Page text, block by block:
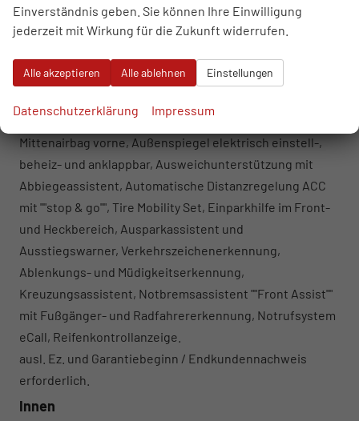
Sprachsteuerung,
Fahrwerk: 17 Zoll Fahrwerk,
Sicherheit und Fahrerassistenz: ABS, ESP, Airbag für
Fahrer und Beifahrer mit Beifahrer-Airbag-
Kopfairbags für die äußeren Sitzplätze hinten und
Mittenairbag vorne, Außenspiegel elektrisch einstell-,
beheiz- und anklappbar, Ausweichunterstützung mit
Abbiegeassistent, Automatische Distanzregelung ACC
mit ""stop & go"", Tire Mobility Set, Einparkhilfe im Front-
und Heckbereich, Ausparkassistent und
Ausstiegswarner, Verkehrszeichenerkennung,
Ablenkungs- und Müdigkeitserkennung,
Kreuzungsassistent, Notbremsassistent ""Front Assist""
mit Fußgänger- und Radfahrererkennung, Notrufsystem
eCall, Reifenkontrollanzeige.
ausl. Ez. und Garantiebeginn / Endkundennachweis
erforderlich.
Innen
Einverständnis geben. Sie können Ihre Einwilligung
jederzeit mit Wirkung für die Zukunft widerrufen.
Alle akzeptieren Alle ablehnen Einstellungen
Datenschutzerklärung Impressum